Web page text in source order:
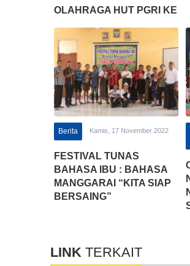
OLAHRAGA HUT PGRI KE
NASIONAL KE 28 TAHUN
Berita Kamis, 17 November 2022
FESTIVAL TUNAS
BAHASA IBU : BAHASA
MANGGARAI “KITA SIAP
BERSAING”
LINK TERKAIT